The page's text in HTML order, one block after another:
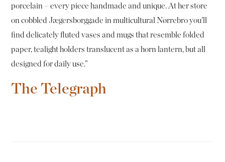
porcelain – every piece handmade and unique. At her store
on cobbled Jægersborggade in multicultural Nørrebro you’ll
find delicately fluted vases and mugs that resemble folded
paper, tealight holders translucent as a horn lantern, but all
designed for daily use.”
The Telegraph